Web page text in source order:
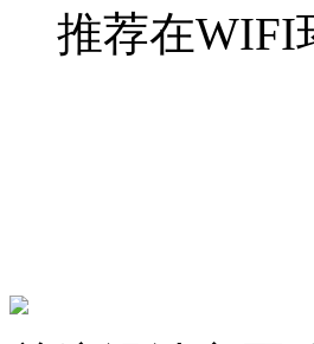
推荐在WIFI